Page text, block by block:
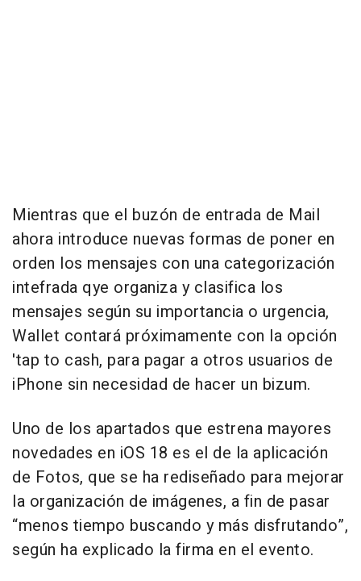
Mientras que el buzón de entrada de Mail
ahora introduce nuevas formas de poner en
orden los mensajes con una categorización
intefrada qye organiza y clasifica los
mensajes según su importancia o urgencia,
Wallet contará próximamente con la opción
'tap to cash, para pagar a otros usuarios de
iPhone sin necesidad de hacer un bizum.
Uno de los apartados que estrena mayores
novedades en iOS 18 es el de la aplicación
de Fotos, que se ha rediseñado para mejorar
la organización de imágenes, a fin de pasar
“menos tiempo buscando y más disfrutando”,
según ha explicado la firma en el evento.